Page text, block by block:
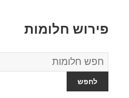
פירוש חלומות
מילון
החלומות